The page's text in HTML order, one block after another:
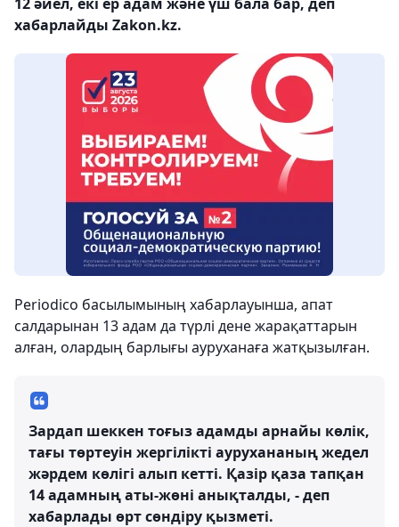
хабарлайды Zakon.kz.
Periodico басылымының хабарлауынша, апат
салдарынан 13 адам да түрлі дене жарақаттарын
алған, олардың барлығы ауруханаға жатқызылған.
Зардап шеккен тоғыз адамды арнайы көлік,
тағы төртеуін жергілікті аурухананың жедел
жәрдем көлігі алып кетті. Қазір қаза тапқан
14 адамның аты-жөні анықталды, - деп
хабарлады өрт сөндіру қызметі.